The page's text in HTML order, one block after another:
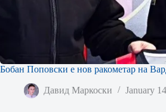
Бобан Поповски е нов ракометар на
Давид Маркоски January